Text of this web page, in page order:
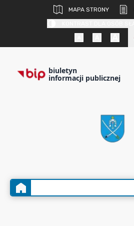
MAPA STRONY
biuletyn
informacji publicznej